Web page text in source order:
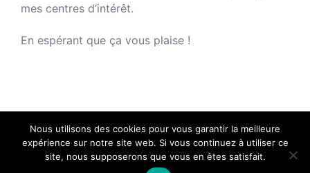
mes centres d’intérêt.
En espérant que ça vous plaise !
Nous utilisons des cookies pour vous garantir la meilleure
expérience sur notre site web. Si vous continuez à utiliser ce
site, nous supposerons que vous en êtes satisfait.